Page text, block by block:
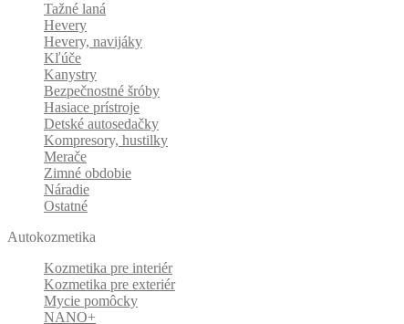
Tažné laná
Hevery
Hevery, navijáky
Kľúče
Kanystry
Bezpečnostné šróby
Hasiace prístroje
Detské autosedačky
Kompresory, hustilky
Merače
Zimné obdobie
Náradie
Ostatné
Autokozmetika
Kozmetika pre interiér
Kozmetika pre exteriér
Mycie pomôcky
NANO+